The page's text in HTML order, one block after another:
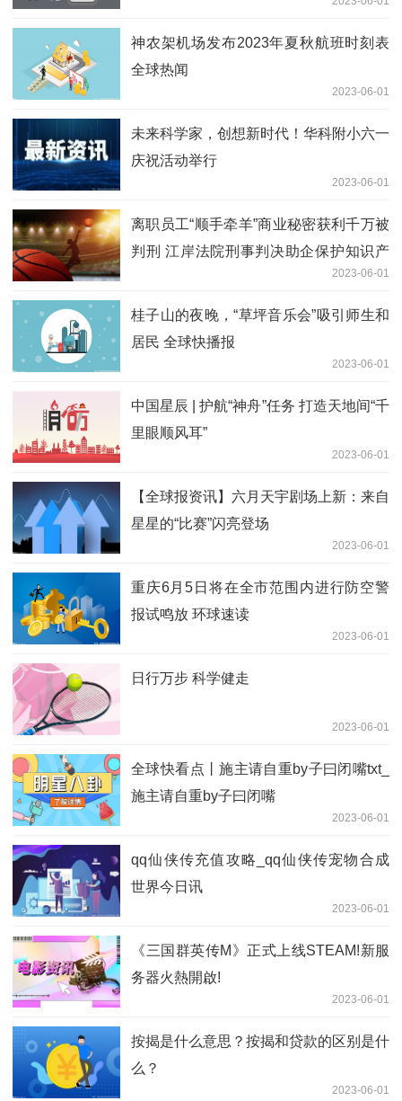
神农架机场发布2023年夏秋航班时刻表
全球热闻
2023-06-01
未来科学家，创想新时代！华科附小六一
庆祝活动举行
2023-06-01
离职员工“顺手牵羊”商业秘密获利千万被
判刑 江岸法院刑事判决助企保护知识产
2023-06-01
桂子山的夜晚，“草坪音乐会”吸引师生和
居民 全球快播报
2023-06-01
中国星辰 | 护航“神舟”任务 打造天地间“千
里眼顺风耳”
2023-06-01
【全球报资讯】六月天宇剧场上新：来自
星星的“比赛”闪亮登场
2023-06-01
重庆6月5日将在全市范围内进行防空警
报试鸣放 环球速读
2023-06-01
日行万步 科学健走
2023-06-01
全球快看点丨施主请自重by子曰闭嘴txt_
施主请自重by子曰闭嘴
2023-06-01
qq仙侠传充值攻略_qq仙侠传宠物合成
世界今日讯
2023-06-01
​《三国群英传M》正式上线STEAM!新服
务器火熱開啟!
2023-06-01
按揭是什么意思？按揭和贷款的区别是什
么？
2023-06-01